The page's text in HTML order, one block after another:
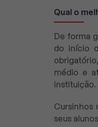
Qual o
De forma
do início
médio e
instituição.
Cursinhos
seus